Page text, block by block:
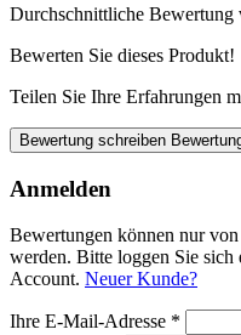
Durchschnittliche Bewertung
Bewerten Sie dieses Produkt!
Teilen Sie Ihre Erfahrungen
Bewertung schreiben
Anmelden
Bewertungen können nur
werden. Bitte loggen Sie sich
Account. Neuer Kunde?
Ihre E-Mail-Adresse *